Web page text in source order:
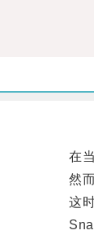
在当
然而
这时
Snap